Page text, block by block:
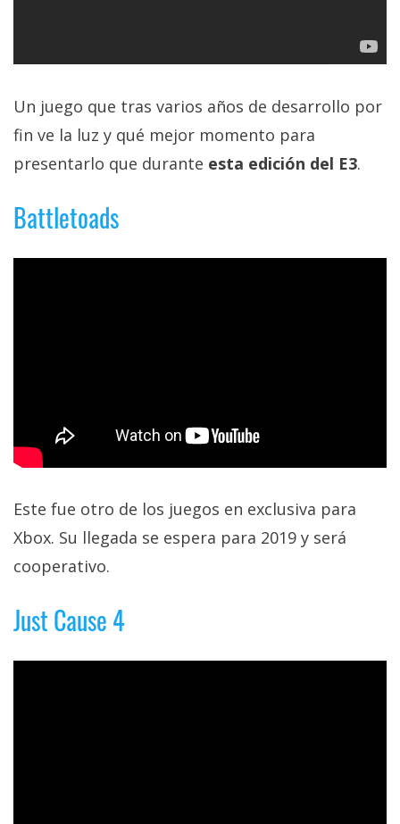
derechos
Un juego que tras varios años de desarrollo por
fin ve la luz y qué mejor momento para
presentarlo que durante esta edición del E3.
Battletoads
Este fue otro de los juegos en exclusiva para
Xbox. Su llegada se espera para 2019 y será
cooperativo.
Just Cause 4